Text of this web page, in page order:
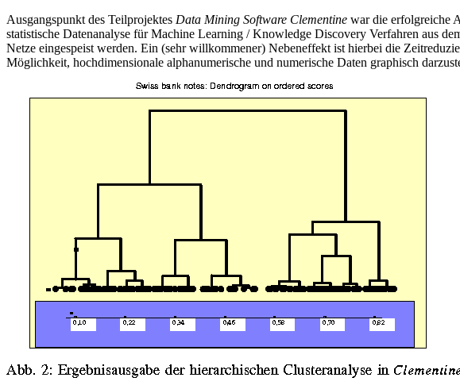
Ausgangspunkt des Teilprojektes Data Mining Software Clementine war die erfolgreiche
statistische Datenanalyse für Machine Learning / Knowledge Discovery Verfahren aus
Netze eingespeist werden. Ein (sehr willkommener) Nebeneffekt ist hierbei die
Möglichkeit, hochdimensionale alphanumerische und numerische Daten graphisch